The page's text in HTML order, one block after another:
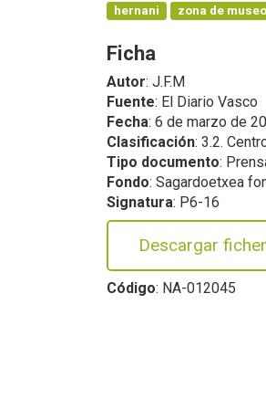
hernani zona de museo
Ficha
Autor: J.F.M
Fuente: El Diario Vasco
Fecha: 6 de marzo de
Clasificación: 3.2.
Tipo documento:
Fondo: Sagardoetxea
Signatura: P6-16
Descargar
Código: NA-012045